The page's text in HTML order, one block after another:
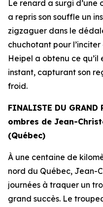
Le renard a surgi d’une
a repris son souffle un
zigzaguer dans le
chuchotant pour
Heipel a obtenu ce qu’il
instant, capturant son
froid.
FINALISTE DU
ombres de Jean-
(Québec)
À une centaine de
nord du Québec, Jean-
journées à traquer un
grand succès. Le